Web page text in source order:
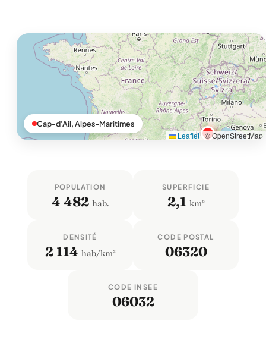
Leaflet |© OpenStreetMap
Cap-d'Ail, Alpes-Maritimes
POPULATION
4 482 hab.
SUPERFICIE
2,1 km²
DENSITÉ
2 114 hab/km²
CODE POSTAL
06320
CODE INSEE
06032